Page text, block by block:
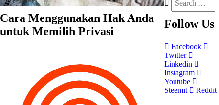
Cara Menggunakan Hak Anda
untuk Memilih Privasi
Follow Us
Facebook
Twitter
Linkedin
Instagram
Youtube
Steemit
Reddit